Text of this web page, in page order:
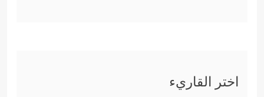
اختر القاريء